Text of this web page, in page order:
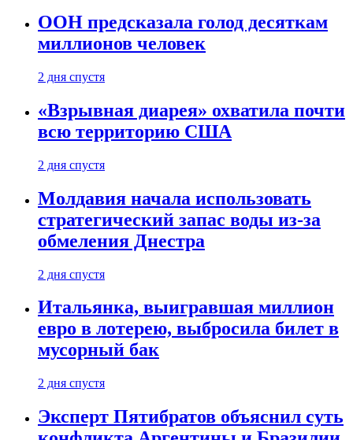
ООН предсказала голод десяткам
миллионов человек
2 дня спустя
«Взрывная диарея» охватила почти
всю территорию США
2 дня спустя
Молдавия начала использовать
стратегический запас воды из-за
обмеления Днестра
2 дня спустя
Итальянка, выигравшая миллион
евро в лотерею, выбросила билет в
мусорный бак
2 дня спустя
Эксперт Пятибратов объяснил суть